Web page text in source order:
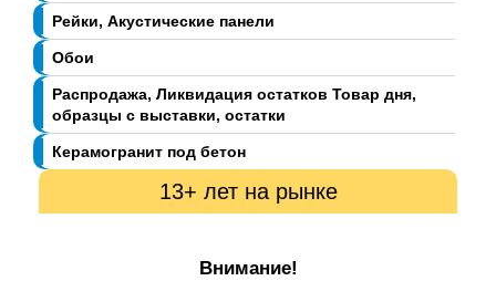
Рейки, Акустические панели
Обои
Распродажа, Ликвидация остатков Товар дня,
образцы с выставки, остатки
Керамогранит под бетон
13+ лет на рынке
Внимание!